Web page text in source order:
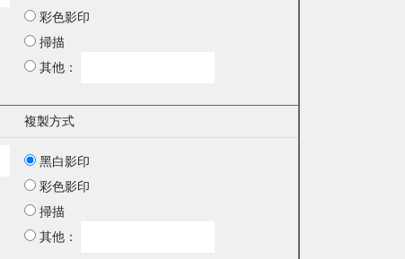
彩色影印
掃描
其他：
複製方式
黑白影印
彩色影印
掃描
其他：